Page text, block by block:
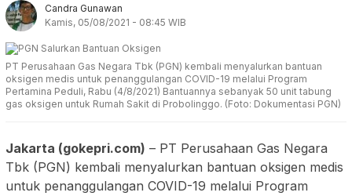
Candra Gunawan
Kamis, 05/08/2021 - 08:45 WIB
PT Perusahaan Gas Negara Tbk (PGN) kembali menyalurkan bantuan
oksigen medis untuk penanggulangan COVID-19 melalui Program
Pertamina Peduli, Rabu (4/8/2021) Bantuannya sebanyak 50 unit tabung
gas oksigen untuk Rumah Sakit di Probolinggo. (Foto: Dokumentasi PGN)
Jakarta (gokepri.com) – PT Perusahaan Gas Negara
Tbk (PGN) kembali menyalurkan bantuan oksigen medis
untuk penanggulangan COVID-19 melalui Program